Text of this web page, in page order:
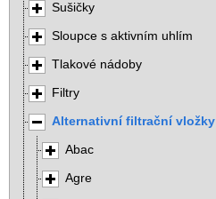
Sušičky
Sloupce s aktivním uhlím
Tlakové nádoby
Filtry
Alternativní filtrační vložky
Abac
Agre